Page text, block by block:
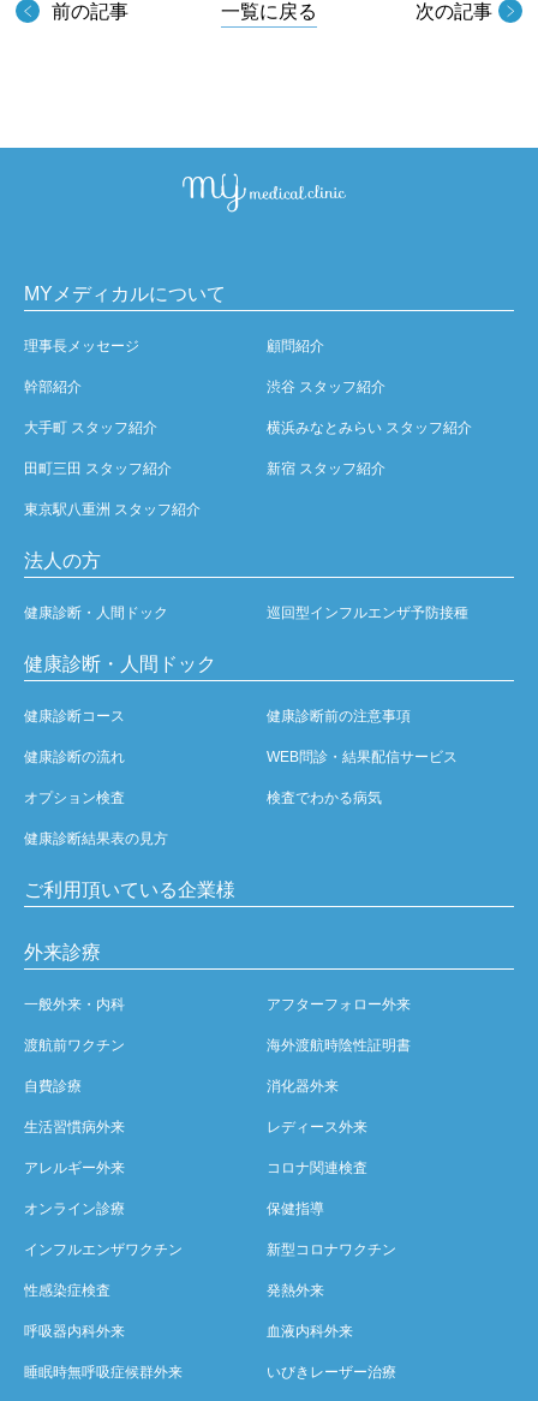
前の記事 一覧に戻る 次の記事
MYメディカルについて
理事長メッセージ 顧問紹介
幹部紹介 渋谷 スタッフ紹介
大手町 スタッフ紹介 横浜みなとみらい スタッフ紹介
田町三田 スタッフ紹介 新宿 スタッフ紹介
東京駅八重洲 スタッフ紹介
法人の方
健康診断・人間ドック 巡回型インフルエンザ予防接種
健康診断・人間ドック
健康診断コース 健康診断前の注意事項
健康診断の流れ WEB問診・結果配信サービス
オプション検査 検査でわかる病気
健康診断結果表の見方
ご利用頂いている企業様
外来診療
一般外来・内科 アフターフォロー外来
渡航前ワクチン 海外渡航時陰性証明書
自費診療 消化器外来
生活習慣病外来 レディース外来
アレルギー外来 コロナ関連検査
オンライン診療 保健指導
インフルエンザワクチン 新型コロナワクチン
性感染症検査 発熱外来
呼吸器内科外来 血液内科外来
睡眠時無呼吸症候群外来 いびきレーザー治療